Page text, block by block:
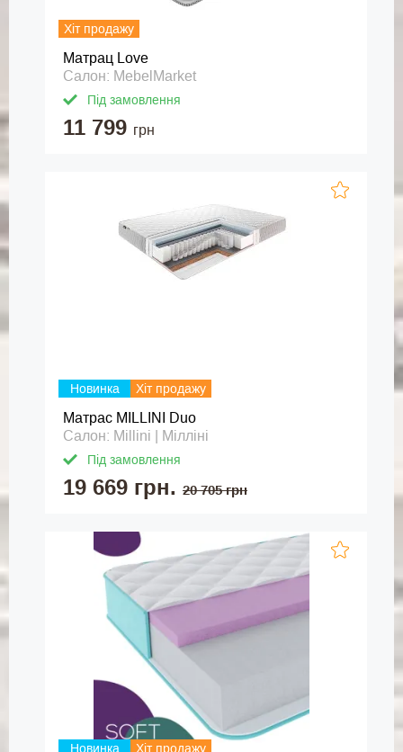
Хіт продажу
Матрац Love
Салон: MebelMarket
Під замовлення
11 799 грн
Новинка Хіт продажу
Матрас MILLINI Duo
Салон: Millini | Мілліні
Під замовлення
19 669 грн. 20 705 грн
Новинка Хіт продажу